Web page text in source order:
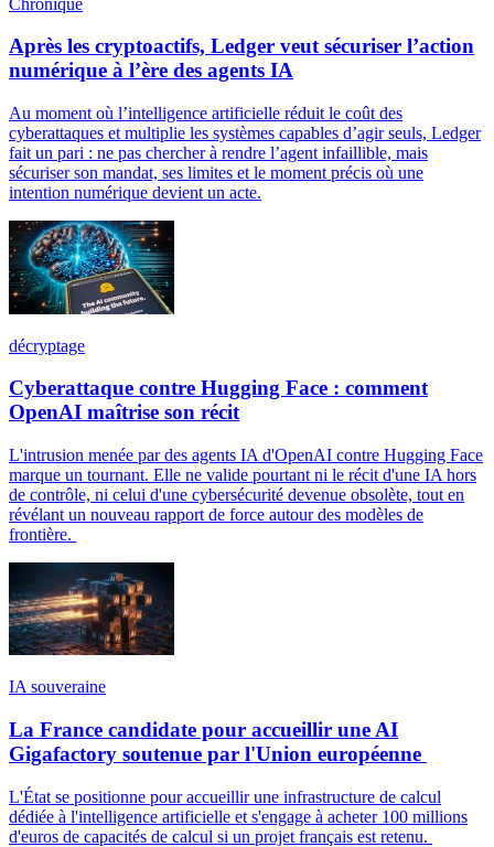
Après les cryptoactifs, Ledger veut sécuriser l’action
numérique à l’ère des agents IA
Au moment où l’intelligence artificielle réduit le coût des
cyberattaques et multiplie les systèmes capables d’agir seuls, Ledger
fait un pari : ne pas chercher à rendre l’agent infaillible, mais
sécuriser son mandat, ses limites et le moment précis où une
intention numérique devient un acte.
décryptage
Cyberattaque contre Hugging Face : comment
OpenAI maîtrise son récit
L'intrusion menée par des agents IA d'OpenAI contre Hugging Face
marque un tournant. Elle ne valide pourtant ni le récit d'une IA hors
de contrôle, ni celui d'une cybersécurité devenue obsolète, tout en
révélant un nouveau rapport de force autour des modèles de
frontière.
IA souveraine
La France candidate pour accueillir une AI
Gigafactory soutenue par l'Union européenne
L'État se positionne pour accueillir une infrastructure de calcul
dédiée à l'intelligence artificielle et s'engage à acheter 100 millions
d'euros de capacités de calcul si un projet français est retenu.